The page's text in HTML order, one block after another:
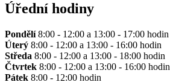
Úřední hodiny
Pondělí8:00 - 12:00 a 13:00 - 17:00 hodin
Úterý 8:00 - 12:00 a 13:00 - 16:00 hodin
Středa 8:00 - 12:00 a 13:00 - 18:00 hodin
Čtvrtek 8:00 - 12:00 a 13:00 - 16:00 hodin
Pátek 8:00 - 12:00 hodin